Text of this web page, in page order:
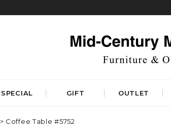
SPECIAL GIFT OUTLET
> Coffee Table #5752